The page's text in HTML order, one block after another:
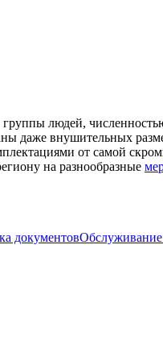
людей,
даже внушительных
от самой
на разнообразные
документовОбслуживание